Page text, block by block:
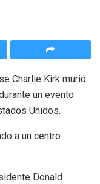
Charlie Kirk murió
un evento
Unidos.
a un centro
Donald